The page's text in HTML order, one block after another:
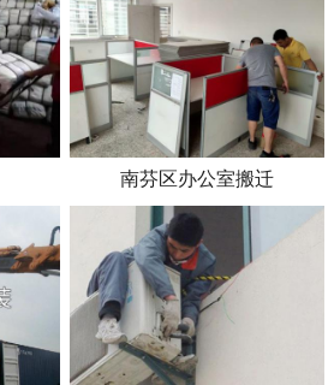
南芬区办公室搬迁